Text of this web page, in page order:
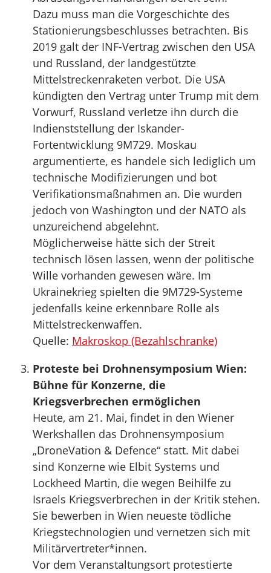
Dazu muss man die Vorgeschichte des
Stationierungsbeschlusses betrachten. Bis
2019 galt der INF-Vertrag zwischen den USA
und Russland, der landgestützte
Mittelstreckenraketen verbot. Die USA
kündigten den Vertrag unter Trump mit dem
Vorwurf, Russland verletze ihn durch die
Indienststellung der Iskander-
Fortentwicklung 9M729. Moskau
argumentierte, es handele sich lediglich um
technische Modifizierungen und bot
Verifikationsmaßnahmen an. Die wurden
jedoch von Washington und der NATO als
unzureichend abgelehnt.
Möglicherweise hätte sich der Streit
technisch lösen lassen, wenn der politische
Wille vorhanden gewesen wäre. Im
Ukrainekrieg spielten die 9M729-Systeme
jedenfalls keine erkennbare Rolle als
Mittelstreckenwaffen.
Quelle: Makroskop (Bezahlschranke)
Proteste bei Drohnensymposium Wien:
Bühne für Konzerne, die
Kriegsverbrechen ermöglichen
Heute, am 21. Mai, findet in den Wiener
Werkshallen das Drohnensymposium
„DroneVation & Defence“ statt. Mit dabei
sind Konzerne wie Elbit Systems und
Lockheed Martin, die wegen Beihilfe zu
Israels Kriegsverbrechen in der Kritik stehen.
Sie bewerben in Wien neueste tödliche
Kriegstechnologien und vernetzen sich mit
Militärvertreter*innen.
Vor dem Veranstaltungsort protestierte